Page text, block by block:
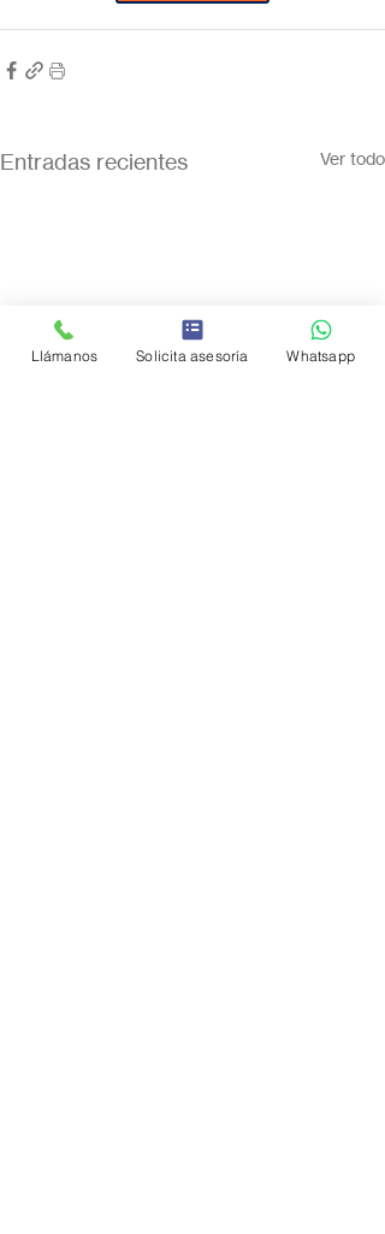
Entradas recientes Ver todo
Llámanos Solicita asesoría Whatsapp